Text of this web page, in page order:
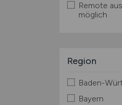
Remote
möglich
Region
Baden-
Bayern